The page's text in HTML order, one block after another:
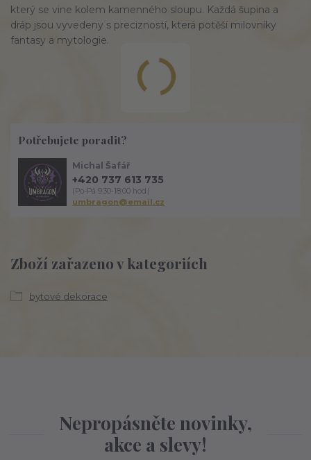
který se vine kolem kamenného sloupu. Každá šupina a
dráp jsou vyvedeny s precizností, která potěší milovníky
fantasy a mytologie.
Zboží zařazeno v kategoriích
bytové dekorace
Potřebujete poradit?
Michal Šafář
+420 737 613 735
(Po-Pá 9:30-18:00 hod.)
umbragon@email.cz
Nepropásněte novinky,
akce a slevy!